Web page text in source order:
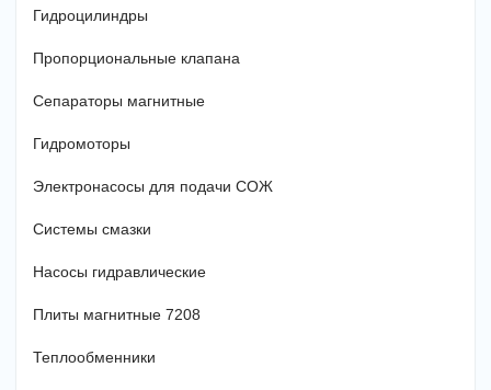
Гидроцилиндры
Пропорциональные клапана
Сепараторы магнитные
Гидромоторы
Электронасосы для подачи СОЖ
Системы смазки
Насосы гидравлические
Плиты магнитные 7208
Теплообменники